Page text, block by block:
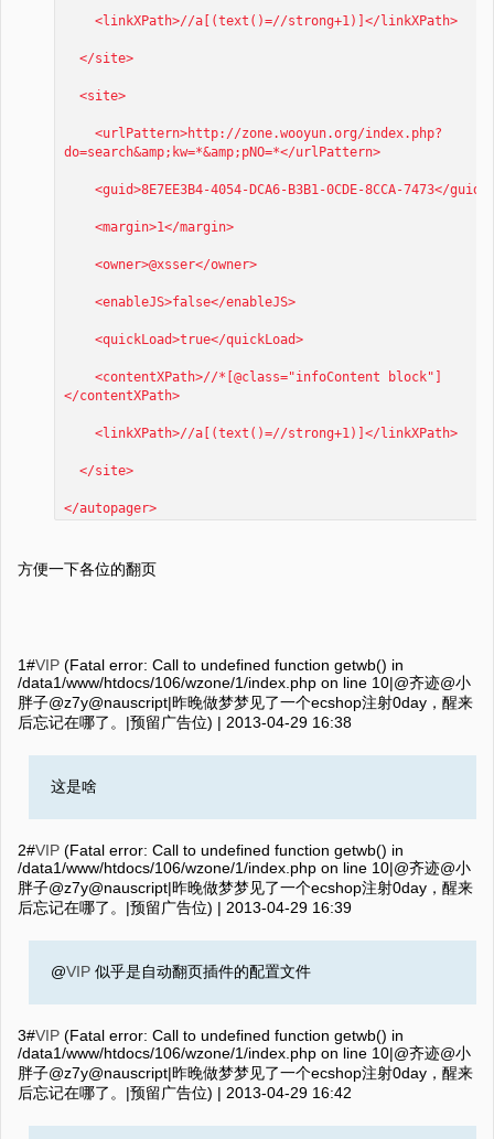
<linkXPath>//a[(text()=//strong+1)]</linkXPath>
</site>
<site>
<urlPattern>http://zone.wooyun.org/index.php?
do=search&amp;kw=*&amp;pNO=*</urlPattern>
<guid>8E7EE3B4-4054-DCA6-B3B1-0CDE-8CCA-7473</guid>
<margin>1</margin>
<owner>@xsser</owner>
<enableJS>false</enableJS>
<quickLoad>true</quickLoad>
<contentXPath>//*[@class="infoContent block"]
</contentXPath>
<linkXPath>//a[(text()=//strong+1)]</linkXPath>
</site>
</autopager>
方便一下各位的翻页
1#VIP (Fatal error: Call to undefined function getwb() in
/data1/www/htdocs/106/wzone/1/index.php on line 10|@齐迹@小
胖子@z7y@nauscript|昨晚做梦梦见了一个ecshop注射0day，醒来
后忘记在哪了。|预留广告位) | 2013-04-29 16:38
这是啥
2#VIP (Fatal error: Call to undefined function getwb() in
/data1/www/htdocs/106/wzone/1/index.php on line 10|@齐迹@小
胖子@z7y@nauscript|昨晚做梦梦见了一个ecshop注射0day，醒来
后忘记在哪了。|预留广告位) | 2013-04-29 16:39
@VIP 似乎是自动翻页插件的配置文件
3#VIP (Fatal error: Call to undefined function getwb() in
/data1/www/htdocs/106/wzone/1/index.php on line 10|@齐迹@小
胖子@z7y@nauscript|昨晚做梦梦见了一个ecshop注射0day，醒来
后忘记在哪了。|预留广告位) | 2013-04-29 16:42